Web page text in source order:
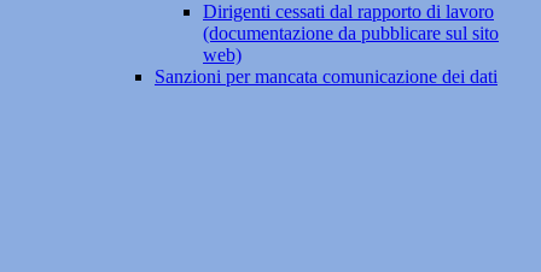
Dirigenti cessati dal rapporto di lavoro
(documentazione da pubblicare sul sito
web)
Sanzioni per mancata comunicazione dei dati